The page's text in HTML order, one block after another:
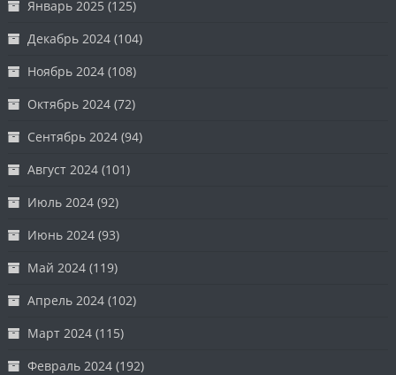
Январь 2025 (125)
Декабрь 2024 (104)
Ноябрь 2024 (108)
Октябрь 2024 (72)
Сентябрь 2024 (94)
Август 2024 (101)
Июль 2024 (92)
Июнь 2024 (93)
Май 2024 (119)
Апрель 2024 (102)
Март 2024 (115)
Февраль 2024 (192)